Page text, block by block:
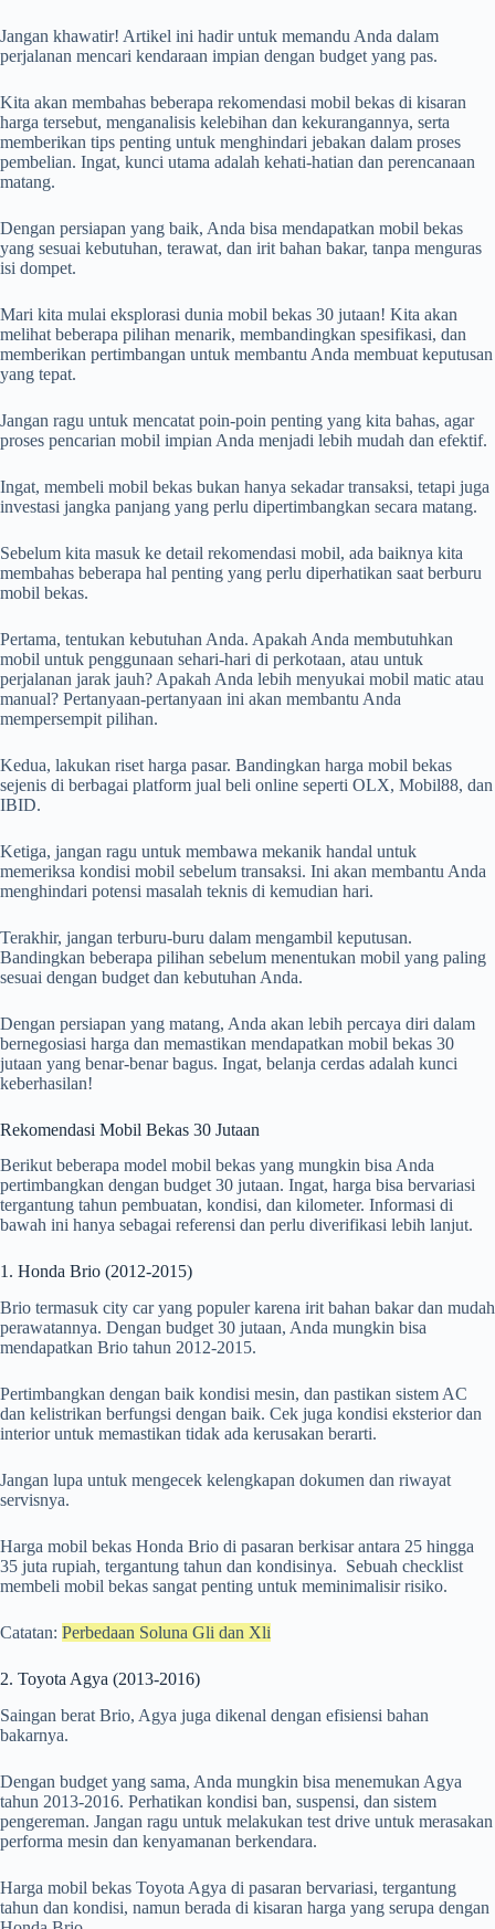
Jangan khawatir! Artikel ini hadir untuk memandu Anda dalam
perjalanan mencari kendaraan impian dengan budget yang pas.
Kita akan membahas beberapa rekomendasi mobil bekas di kisaran
harga tersebut, menganalisis kelebihan dan kekurangannya, serta
memberikan tips penting untuk menghindari jebakan dalam proses
pembelian. Ingat, kunci utama adalah kehati-hatian dan perencanaan
matang.
Dengan persiapan yang baik, Anda bisa mendapatkan mobil bekas
yang sesuai kebutuhan, terawat, dan irit bahan bakar, tanpa menguras
isi dompet.
Mari kita mulai eksplorasi dunia mobil bekas 30 jutaan! Kita akan
melihat beberapa pilihan menarik, membandingkan spesifikasi, dan
memberikan pertimbangan untuk membantu Anda membuat keputusan
yang tepat.
Jangan ragu untuk mencatat poin-poin penting yang kita bahas, agar
proses pencarian mobil impian Anda menjadi lebih mudah dan efektif.
Ingat, membeli mobil bekas bukan hanya sekadar transaksi, tetapi juga
investasi jangka panjang yang perlu dipertimbangkan secara matang.
Sebelum kita masuk ke detail rekomendasi mobil, ada baiknya kita
membahas beberapa hal penting yang perlu diperhatikan saat berburu
mobil bekas.
Pertama, tentukan kebutuhan Anda. Apakah Anda membutuhkan
mobil untuk penggunaan sehari-hari di perkotaan, atau untuk
perjalanan jarak jauh? Apakah Anda lebih menyukai mobil matic atau
manual? Pertanyaan-pertanyaan ini akan membantu Anda
mempersempit pilihan.
Kedua, lakukan riset harga pasar. Bandingkan harga mobil bekas
sejenis di berbagai platform jual beli online seperti OLX, Mobil88, dan
IBID.
Ketiga, jangan ragu untuk membawa mekanik handal untuk
memeriksa kondisi mobil sebelum transaksi. Ini akan membantu Anda
menghindari potensi masalah teknis di kemudian hari.
Terakhir, jangan terburu-buru dalam mengambil keputusan.
Bandingkan beberapa pilihan sebelum menentukan mobil yang paling
sesuai dengan budget dan kebutuhan Anda.
Dengan persiapan yang matang, Anda akan lebih percaya diri dalam
bernegosiasi harga dan memastikan mendapatkan mobil bekas 30
jutaan yang benar-benar bagus. Ingat, belanja cerdas adalah kunci
keberhasilan!
Rekomendasi Mobil Bekas 30 Jutaan
Berikut beberapa model mobil bekas yang mungkin bisa Anda
pertimbangkan dengan budget 30 jutaan. Ingat, harga bisa bervariasi
tergantung tahun pembuatan, kondisi, dan kilometer. Informasi di
bawah ini hanya sebagai referensi dan perlu diverifikasi lebih lanjut.
1. Honda Brio (2012-2015)
Brio termasuk city car yang populer karena irit bahan bakar dan mudah
perawatannya. Dengan budget 30 jutaan, Anda mungkin bisa
mendapatkan Brio tahun 2012-2015.
Pertimbangkan dengan baik kondisi mesin, dan pastikan sistem AC
dan kelistrikan berfungsi dengan baik. Cek juga kondisi eksterior dan
interior untuk memastikan tidak ada kerusakan berarti.
Jangan lupa untuk mengecek kelengkapan dokumen dan riwayat
servisnya.
Harga mobil bekas Honda Brio di pasaran berkisar antara 25 hingga
35 juta rupiah, tergantung tahun dan kondisinya. Sebuah checklist
membeli mobil bekas sangat penting untuk meminimalisir risiko.
Catatan: Perbedaan Soluna Gli dan Xli
2. Toyota Agya (2013-2016)
Saingan berat Brio, Agya juga dikenal dengan efisiensi bahan
bakarnya.
Dengan budget yang sama, Anda mungkin bisa menemukan Agya
tahun 2013-2016. Perhatikan kondisi ban, suspensi, dan sistem
pengereman. Jangan ragu untuk melakukan test drive untuk merasakan
performa mesin dan kenyamanan berkendara.
Harga mobil bekas Toyota Agya di pasaran bervariasi, tergantung
tahun dan kondisi, namun berada di kisaran harga yang serupa dengan